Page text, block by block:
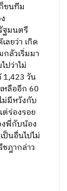
ขนทีม
ฐมนตรี
ลยว่า เกิด
ลัวเริ่มมา
ปว่าไม่
1,423 วัน
หลืออีก 60
ม่มีหวังกับ
ต่ร่องรอย
งพี่กับน้อง
ป็นอื่นไปไม่
ฎากล่าว